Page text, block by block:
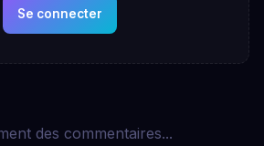
Se connecter
des commentaires...